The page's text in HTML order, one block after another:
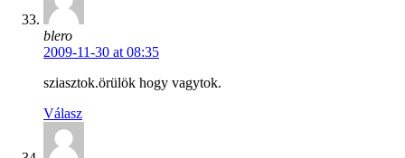
blero
2009-11-30 at 08:35
sziasztok.örülök hogy vagytok.
Válasz